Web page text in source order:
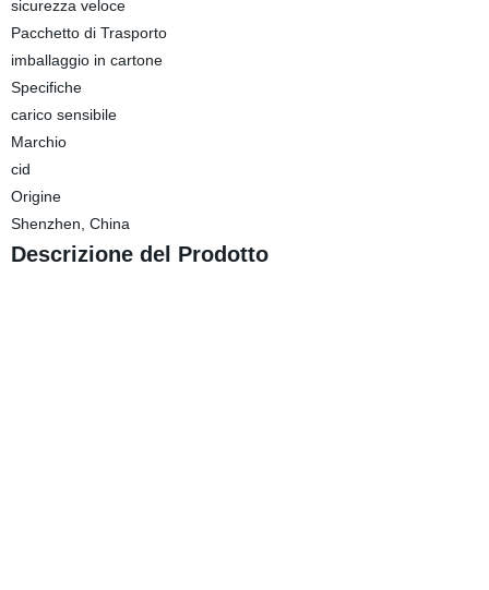
sicurezza veloce
Pacchetto di Trasporto
imballaggio in cartone
Specifiche
carico sensibile
Marchio
cid
Origine
Shenzhen, China
Descrizione del Prodotto